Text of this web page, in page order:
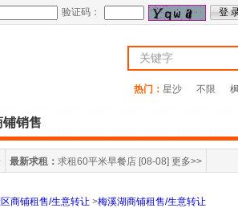
验证码：
热门： 星沙 不限
铺销售
最新求租： 求租60平米早餐店 [08-08] 更多>>
商铺租售/生意转让 >梅溪湖商铺租售/生意转让